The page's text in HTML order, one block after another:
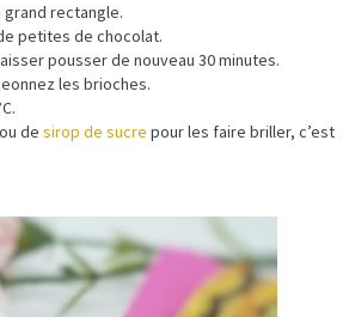
rectangle.
petites de chocolat.
pousser de nouveau 30 minutes.
les brioches.
de sirop de sucre pour les faire briller, c’est